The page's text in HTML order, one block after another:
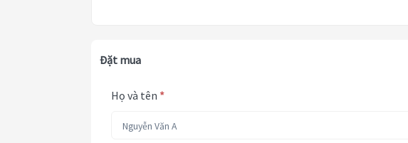
Đặt mua
Họ và tên *